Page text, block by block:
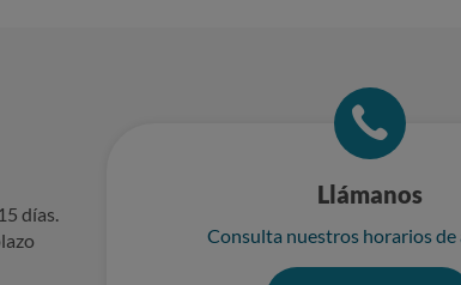
días.
Llámanos
Consulta nuestros horarios de